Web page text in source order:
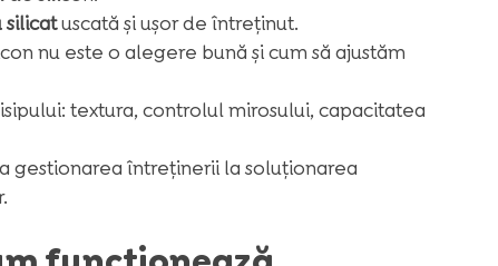
silicatuscată și ușor de întreținut.
nu este o alegere bună și cum să ajustăm
textura, controlul mirosului, capacitatea
gestionarea întreținerii la soluționarea